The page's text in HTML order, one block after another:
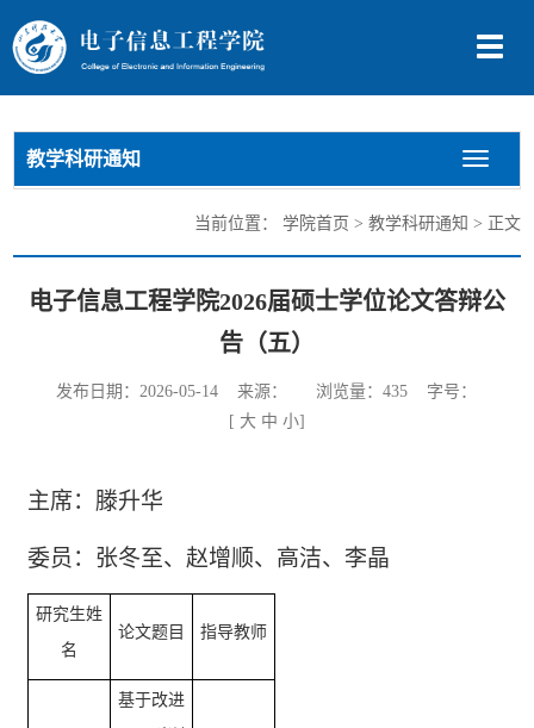
切
导
教学科研通知
切
换
航
当前位置： 学院首页 > 教学科研通知 > 正文
电子信息工程学院2026届硕士学位论文答辩公
告（五）
发布日期：2026-05-14 来源： 浏览量：435 字号：
[ 大 中 小]
主席：滕升华
委员：张冬至、赵增顺、高洁、李晶
研究生姓
名
论文题目 指导教师
基于改进